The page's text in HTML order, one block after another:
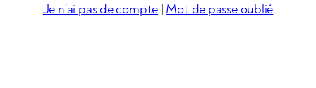
Je n'ai pas de compte | Mot de passe oublié